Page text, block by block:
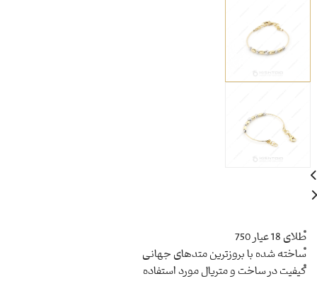
طلای 18 عیار 750
ساخته شده با بروزترین متدهای جهانی
کیفیت در ساخت و متریال مورد استفاده